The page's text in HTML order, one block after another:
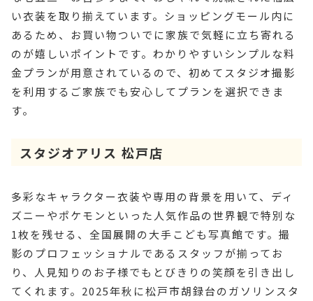
い衣装を取り揃えています。ショッピングモール内に
あるため、お買い物ついでに家族で気軽に立ち寄れる
のが嬉しいポイントです。わかりやすいシンプルな料
金プランが用意されているので、初めてスタジオ撮影
を利用するご家族でも安心してプランを選択できま
す。
スタジオアリス 松戸店
多彩なキャラクター衣装や専用の背景を用いて、ディ
ズニーやポケモンといった人気作品の世界観で特別な
1枚を残せる、全国展開の大手こども写真館です。撮
影のプロフェッショナルであるスタッフが揃ってお
り、人見知りのお子様でもとびきりの笑顔を引き出し
てくれます。2025年秋に松戸市胡録台のガソリンスタ